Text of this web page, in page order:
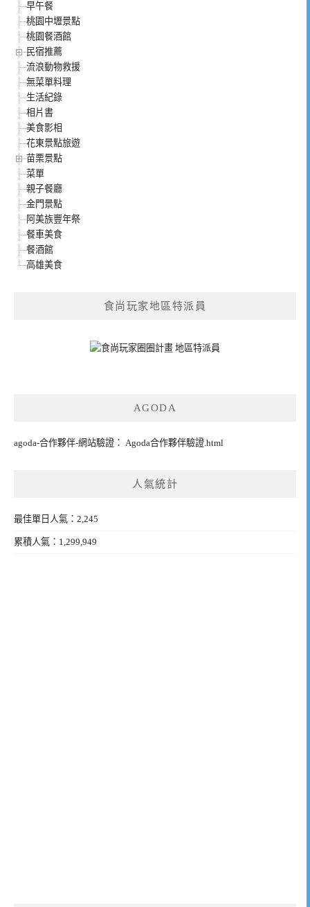
早午餐
桃園中壢景點
桃園餐酒館
民宿推薦
流浪動物救援
無菜單料理
生活紀錄
相片書
美食影相
花東景點旅遊
苗栗景點
菜單
親子餐廳
金門景點
阿美族豐年祭
餐車美食
餐酒館
高雄美食
食尚玩家地區特派員
AGODA
agoda-合作夥伴-網站驗證： Agoda合作夥伴驗證.html
人氣統計
最佳單日人氣：2,245
累積人氣：1,299,949